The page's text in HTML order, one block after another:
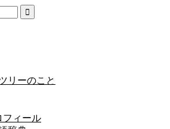
リーのこと
フィール